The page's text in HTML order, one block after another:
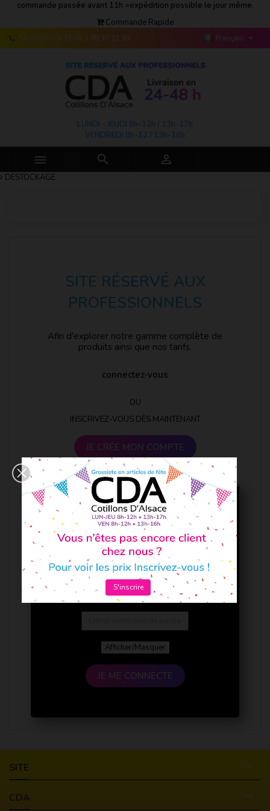
commande passée avant 11h =expédition possible le jour même.
Commande Rapide
Téléphone: + 33 (0) 3 89 30 12 90 Français 
LUNDI - JEUDI 8h-12h / 13h-17h
VENDREDI 8h-12 / 13h-16h
  
DESTOCKAGE
SITE RÉSERVÉ AUX
PROFESSIONNELS
Afin d'explorer notre gamme complète de
produits ainsi que nos tarifs.
connectez-vous
OU
INSCRIVEZ-VOUS DÈS MAINTENANT
JE CRÉE MON COMPTE
Afficher/Masquer
JE ME CONNECTE
SITE 
CDA 
S'inscrire